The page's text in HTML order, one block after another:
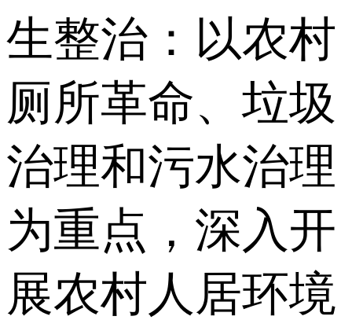
生整治：以农村
厕所革命、垃圾
治理和污水治理
为重点，深入开
展农村人居环境